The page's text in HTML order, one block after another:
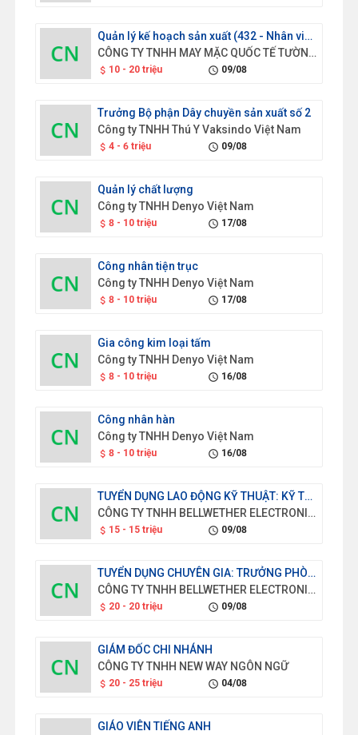
Quản lý kế hoạch sản xuất (432 - Nhân viên ghi chép nguyên vật liệu và vận chuyển)
CÔNG TY TNHH MAY MẶC QUỐC TẾ TƯỜNG HÒA VIỆT NAM
attach_money 10 - 20 triệu schedule 09/08
Trưởng Bộ phận Dây chuyền sản xuất số 2
Công ty TNHH Thú Y Vaksindo Việt Nam
attach_money 4 - 6 triệu schedule 09/08
Quản lý chất lượng
Công ty TNHH Denyo Việt Nam
attach_money 8 - 10 triệu schedule 17/08
Công nhân tiện trục
Công ty TNHH Denyo Việt Nam
attach_money 8 - 10 triệu schedule 17/08
Gia công kim loại tấm
Công ty TNHH Denyo Việt Nam
attach_money 8 - 10 triệu schedule 16/08
Công nhân hàn
Công ty TNHH Denyo Việt Nam
attach_money 8 - 10 triệu schedule 16/08
TUYỂN DỤNG LAO ĐỘNG KỸ THUẬT: KỸ THUẬT VIÊN KIỂM TRA CHẤT LƯỢNG SẢN PHẨM
CÔNG TY TNHH BELLWETHER ELECTRONICS (VIỆT NAM)
attach_money 15 - 15 triệu schedule 09/08
TUYỂN DỤNG CHUYÊN GIA: TRƯỞNG PHÒNG TÀI VỤ
CÔNG TY TNHH BELLWETHER ELECTRONICS (VIỆT NAM)
attach_money 20 - 20 triệu schedule 09/08
GIÁM ĐỐC CHI NHÁNH
CÔNG TY TNHH NEW WAY NGÔN NGỮ
attach_money 20 - 25 triệu schedule 04/08
GIÁO VIÊN TIẾNG ANH